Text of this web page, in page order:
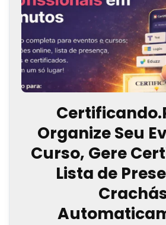
Organize Seu
Curso, Gere
Lista de